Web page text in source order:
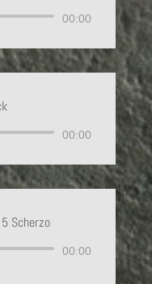
00:00
00:00
Scherzo
00:00